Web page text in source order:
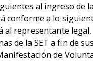
al ingreso
a lo
representante legal,
de la SET a fin de
de